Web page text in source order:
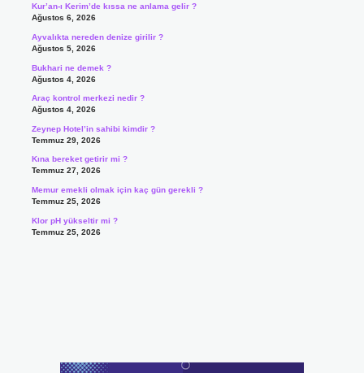
Kur’an-ı Kerim’de kıssa ne anlama gelir ?
Ağustos 6, 2026
Ayvalıkta nereden denize girilir ?
Ağustos 5, 2026
Bukhari ne demek ?
Ağustos 4, 2026
Araç kontrol merkezi nedir ?
Ağustos 4, 2026
Zeynep Hotel’in sahibi kimdir ?
Temmuz 29, 2026
Kına bereket getirir mi ?
Temmuz 27, 2026
Memur emekli olmak için kaç gün gerekli ?
Temmuz 25, 2026
Klor pH yükseltir mi ?
Temmuz 25, 2026